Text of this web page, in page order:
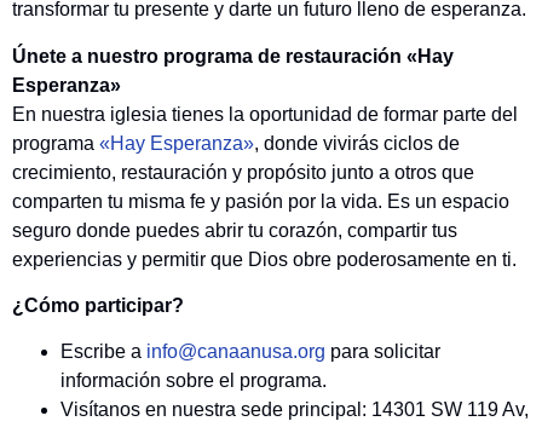
transformar tu presente y darte un futuro lleno de esperanza.
Únete a nuestro programa de restauración «Hay
Esperanza»
En nuestra iglesia tienes la oportunidad de formar parte del
programa «Hay Esperanza», donde vivirás ciclos de
crecimiento, restauración y propósito junto a otros que
comparten tu misma fe y pasión por la vida. Es un espacio
seguro donde puedes abrir tu corazón, compartir tus
experiencias y permitir que Dios obre poderosamente en ti.
¿Cómo participar?
Escribe a info@canaanusa.org para solicitar
información sobre el programa.
Visítanos en nuestra sede principal: 14301 SW 119 Av,